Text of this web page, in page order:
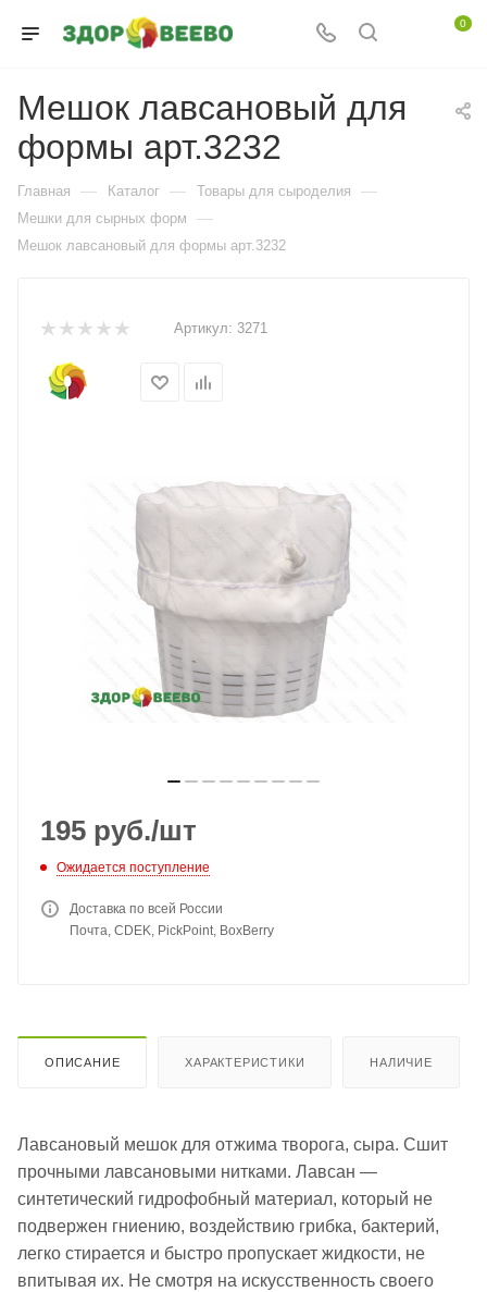
0
Мешок лавсановый для
формы арт.3232
Главная — Каталог — Товары для сыроделия —
Мешки для сырных форм —
Мешок лавсановый для формы арт.3232
Артикул: 3271
195 руб./шт
Ожидается поступление
Доставка по всей России
Почта, CDEK, PickPoint, BoxBerry
ОПИСАНИЕ ХАРАКТЕРИСТИКИ НАЛИЧИЕ
Лавсановый мешок для отжима творога, сыра. Сшит
прочными лавсановыми нитками. Лавсан —
синтетический гидрофобный материал, который не
подвержен гниению, воздействию грибка, бактерий,
легко стирается и быстро пропускает жидкости, не
впитывая их. Не смотря на искусственность своего